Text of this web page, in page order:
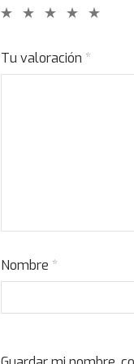
Tu valoración *
Nombre *